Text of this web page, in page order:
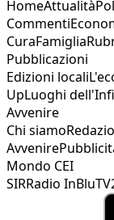
HomeAttualità
Commenti
CuraFamiglia
Pubblicazioni
Edizioni locali
UpLuoghi
Avvenire
Chi siamo
Avvenire
Mondo CEI
SIRRadio InBlu